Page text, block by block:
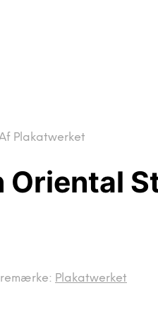
Plakatwerket
Oriental
Plakatwerket